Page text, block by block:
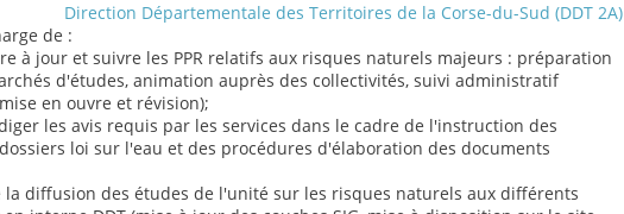
Direction Départementale des Territoires de la Corse-du-Sud (DDT 2A)
de :
à jour et suivre les PPR relatifs aux risques naturels majeurs : préparation
d'études, animation auprès des collectivités, suivi administratif
en ouvre et révision);
les avis requis par les services dans le cadre de l'instruction des
loi sur l'eau et des procédures d'élaboration des documents
la diffusion des études de l'unité sur les risques naturels aux différents